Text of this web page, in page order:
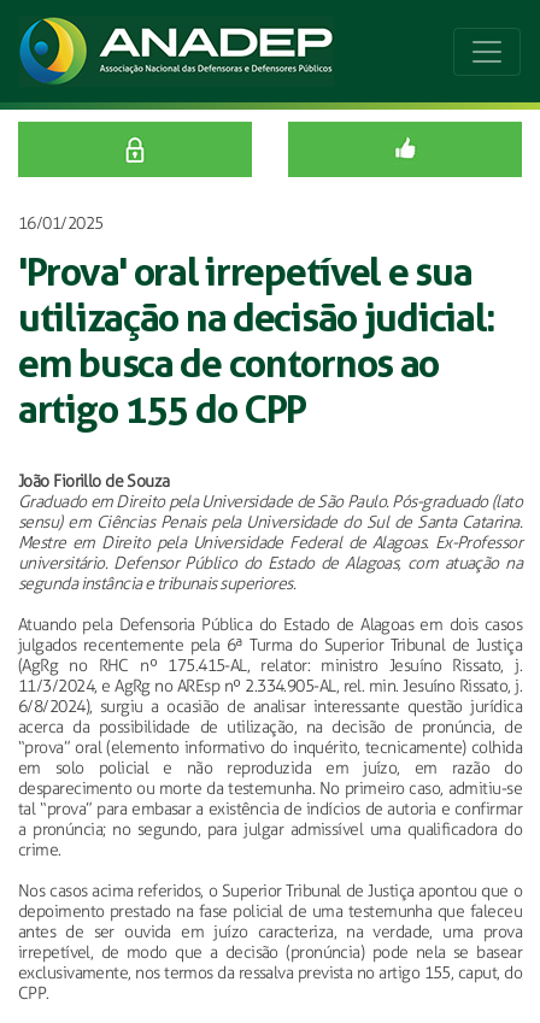
16/01/2025
'Prova' oral irrepetível e sua
utilização na decisão judicial:
em busca de contornos ao
artigo 155 do CPP
João Fiorillo de Souza
Graduado em Direito pela Universidade de São Paulo. Pós-graduado (lato
sensu) em Ciências Penais pela Universidade do Sul de Santa Catarina.
Mestre em Direito pela Universidade Federal de Alagoas. Ex-Professor
universitário. Defensor Público do Estado de Alagoas, com atuação na
segunda instância e tribunais superiores.
Atuando pela Defensoria Pública do Estado de Alagoas em dois casos
julgados recentemente pela 6ª Turma do Superior Tribunal de Justiça
(AgRg no RHC nº 175.415-AL, relator: ministro Jesuíno Rissato, j.
11/3/2024, e AgRg no AREsp nº 2.334.905-AL, rel. min. Jesuíno Rissato, j.
6/8/2024), surgiu a ocasião de analisar interessante questão jurídica
acerca da possibilidade de utilização, na decisão de pronúncia, de
“prova” oral (elemento informativo do inquérito, tecnicamente) colhida
em solo policial e não reproduzida em juízo, em razão do
desparecimento ou morte da testemunha. No primeiro caso, admitiu-se
tal “prova” para embasar a existência de indícios de autoria e confirmar
a pronúncia; no segundo, para julgar admissível uma qualificadora do
crime.
Nos casos acima referidos, o Superior Tribunal de Justiça apontou que o
depoimento prestado na fase policial de uma testemunha que faleceu
antes de ser ouvida em juízo caracteriza, na verdade, uma prova
irrepetível, de modo que a decisão (pronúncia) pode nela se basear
exclusivamente, nos termos da ressalva prevista no artigo 155, caput, do
CPP.